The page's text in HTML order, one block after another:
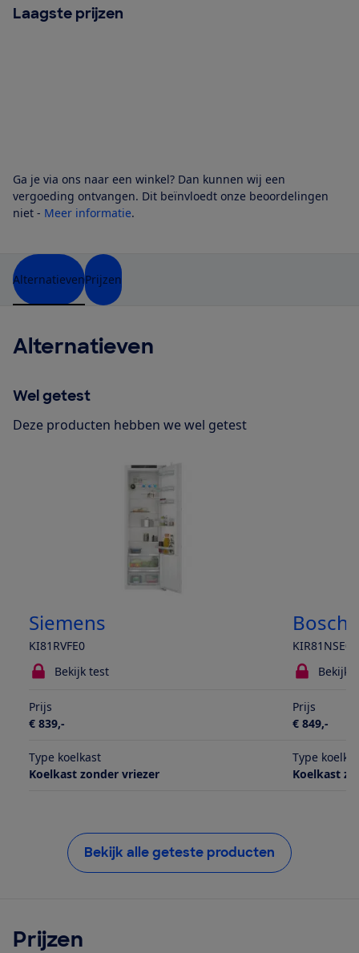
Laagste prijzen
Ga je via ons naar een winkel? Dan kunnen wij een
vergoeding ontvangen. Dit beïnvloedt onze beoordelingen
niet - Meer informatie.
AlternatievenPrijzen
Alternatieven
Wel getest
Deze producten hebben we wel getest
Siemens
KI81RVFE0
Bosch
KIR81NSE0
Bekijk test
Bekijk
Prijs
€ 839,-
Prijs
€ 849,-
Type koelkast
Koelkast zonder vriezer
Type
Koelkast
Bekijk alle geteste producten
Prijzen